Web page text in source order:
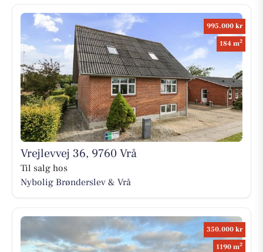
995.000 kr
184 m2
Vrejlevvej 36, 9760 Vrå
Til salg hos
Nybolig Brønderslev & Vrå
350.000 kr
1190 m2